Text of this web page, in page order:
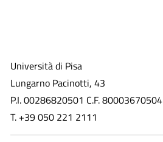
Università di Pisa
Lungarno Pacinotti, 43
P.I. 00286820501 C.F. 80003670504
T. +39 050 221 2111